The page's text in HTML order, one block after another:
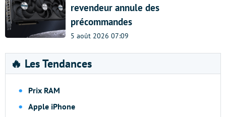
revendeur annule des
précommandes
5 août 2026 07:09
🔥 Les Tendances
Prix RAM
Apple iPhone